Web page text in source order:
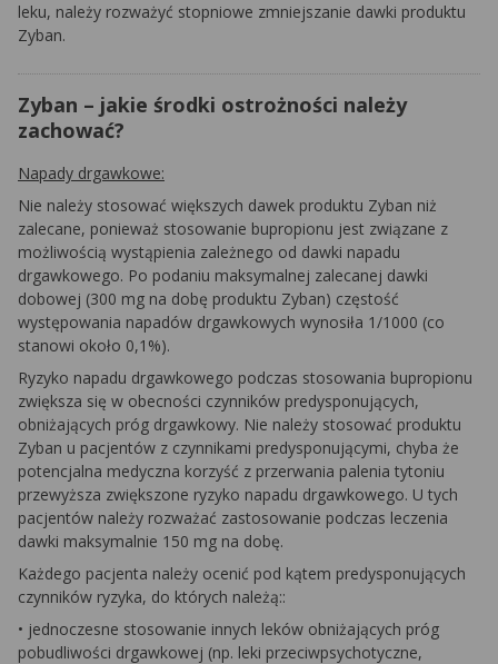
leku, należy rozważyć stopniowe zmniejszanie dawki produktu
Zyban.
Zyban – jakie środki ostrożności należy
zachować?
Napady drgawkowe:
Nie należy stosować większych dawek produktu Zyban niż
zalecane, ponieważ stosowanie bupropionu jest związane z
możliwością wystąpienia zależnego od dawki napadu
drgawkowego. Po podaniu maksymalnej zalecanej dawki
dobowej (300 mg na dobę produktu Zyban) częstość
występowania napadów drgawkowych wynosiła 1/1000 (co
stanowi około 0,1%).
Ryzyko napadu drgawkowego podczas stosowania bupropionu
zwiększa się w obecności czynników predysponujących,
obniżających próg drgawkowy. Nie należy stosować produktu
Zyban u pacjentów z czynnikami predysponującymi, chyba że
potencjalna medyczna korzyść z przerwania palenia tytoniu
przewyższa zwiększone ryzyko napadu drgawkowego. U tych
pacjentów należy rozważać zastosowanie podczas leczenia
dawki maksymalnie 150 mg na dobę.
Każdego pacjenta należy ocenić pod kątem predysponujących
czynników ryzyka, do których należą::
• jednoczesne stosowanie innych leków obniżających próg
pobudliwości drgawkowej (np. leki przeciwpsychotyczne,